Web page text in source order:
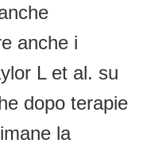
anche i
L et al. su
dopo terapie
la